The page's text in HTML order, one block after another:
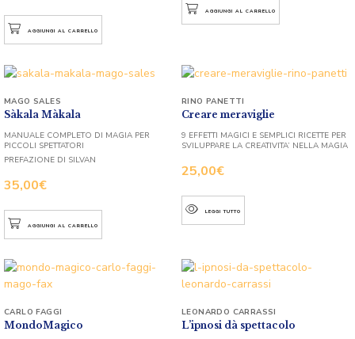
AGGIUNGI AL CARRELLO
AGGIUNGI AL CARRELLO
Sàkala Màkala
35,00€
MAGO SALES
MANUALE COMPLETO DI MAGIA PER
PICCOLI SPETTATORI
PREFAZIONE DI SILVAN
AGGIUNGI AL CARRELLO
Creare meraviglie
25,00€
RINO PANETTI
9 EFFETTI MAGICI E SEMPLICI RICETTE PER
SVILUPPARE LA CREATIVITA’ NELLA MAGIA
LEGGI TUTTO
MondoMagico
CARLO FAGGI
L’ipnosi dà spettacolo
LEONARDO CARRASSI